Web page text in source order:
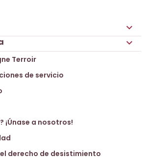


Terroir
de servicio
¡Únase a nosotros!
derecho de desistimiento